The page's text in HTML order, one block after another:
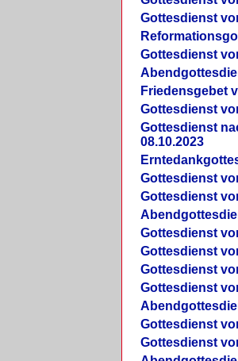
Gottesdienst
Gottesdienst
Friedensgebet
Gottesdienst
Gottesdienst
08.10.2023
Gottesdienst
Gottesdienst
Gottesdienst
Gottesdienst
Gottesdienst
Gottesdienst
Gottesdienst
Gottesdienst